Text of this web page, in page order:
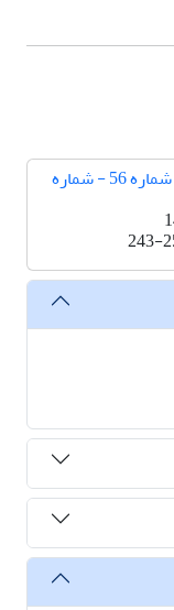
دوره 15، شماره 56 - شماره
243-